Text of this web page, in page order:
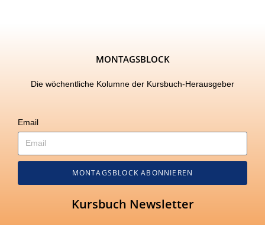
MONTAGSBLOCK
Die wöchentliche Kolumne der Kursbuch-Herausgeber
Email
MONTAGSBLOCK ABONNIEREN
Kursbuch Newsletter